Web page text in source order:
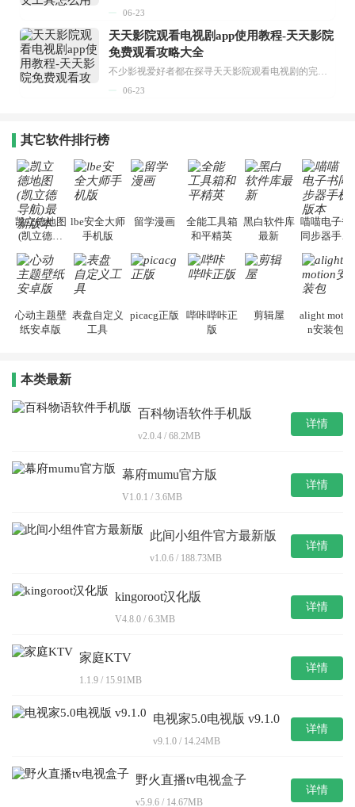
06-23
天天影院观看电视剧app使用教程-天天影院
免费观看攻略大全
不少影视爱好者都在探寻天天影院观看电视剧的完整方法，结合最新平台使用规则，本篇新手入门攻略全面讲解观看渠道、检索流程、播放设置以及画面模式调整等实用内容。全文适配手机、电脑等主流设备，步骤简洁易懂，无论是初次使用的新手，还是想要优化观影体验的用户，都能参照内容快速上手，熟练掌握平台各项操作技巧，轻松畅享影视内容。...
06-23
其它软件排行榜
凯立德地图
(凯立德导
lbe安全大师
手机版
留学漫画
全能工具箱
和平精英
黑白软件库
最新
喵喵电子书
同步器手机
心动主题壁
纸安卓版
表盘自定义
工具
picacg正版
哔咔哔咔正
版
剪辑屋
alight motio
n安装包
本类最新
百科物语软件手机版
v2.0.4 / 68.2MB
详情
幕府mumu官方版
V1.0.1 / 3.6MB
详情
此间小组件官方最新版
v1.0.6 / 188.73MB
详情
kingoroot汉化版
V4.8.0 / 6.3MB
详情
家庭KTV
1.1.9 / 15.91MB
详情
电视家5.0电视版 v9.1.0
v9.1.0 / 14.24MB
详情
野火直播tv电视盒子
v5.9.6 / 14.67MB
详情